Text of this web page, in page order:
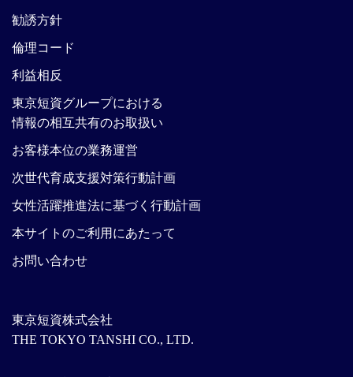
東京短資株式会社
THE TOKYO TANSHI CO., LTD.
勧誘方針
倫理コード
利益相反
東京短資グループにおける
情報の相互共有のお取扱い
お客様本位の業務運営
次世代育成支援対策行動計画
女性活躍推進法に基づく行動計画
本サイトのご利用にあたって
お問い合わせ